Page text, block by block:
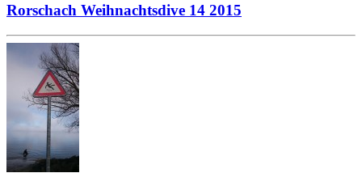
Rorschach Weihnachtsdive 14 2015